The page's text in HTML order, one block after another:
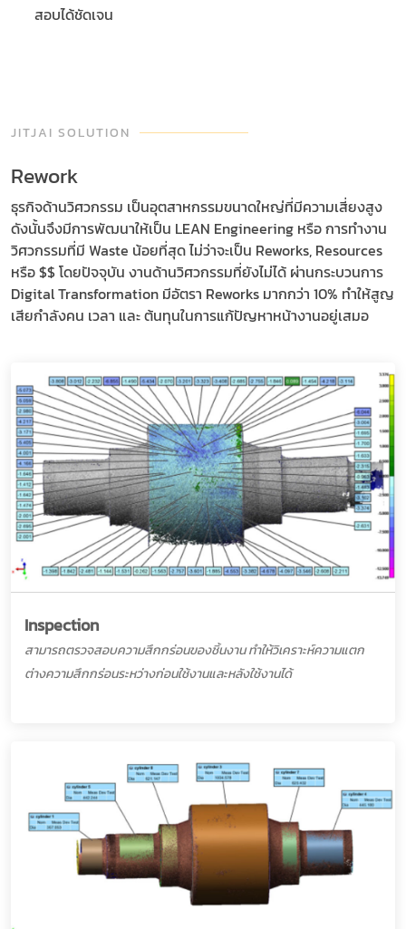
สอบได้ชัดเจน
JITJAI SOLUTION
Rework
ธุรกิจด้านวิศวกรรม เป็นอุตสาหกรรมขนาดใหญ่ที่มีความเสี่ยงสูง
ดังนั้นจึงมีการพัฒนาให้เป็น LEAN Engineering หรือ การทำงาน
วิศวกรรมที่มี Waste น้อยที่สุด ไม่ว่าจะเป็น Reworks, Resources
หรือ $$ โดยปัจจุบัน งานด้านวิศวกรรมที่ยังไม่ได้ ผ่านกระบวนการ
Digital Transformation มีอัตรา Reworks มากกว่า 10% ทำให้สูญ
เสียกำลังคน เวลา และ ต้นทุนในการแก้ปัญหาหน้างานอยู่เสมอ
Inspection
สามารถตรวจสอบความสึกกร่อนของชิ้นงาน ทำให้วิเคราะห์ความแตก
ต่างความสึกกร่อนระหว่างก่อนใช้งานและหลังใช้งานได้